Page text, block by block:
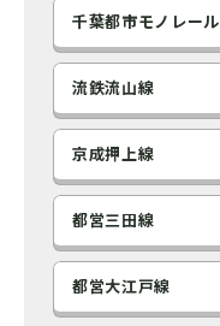
千葉都市モノレール
流鉄流山線
京成押上線
都営三田線
都営大江戸線